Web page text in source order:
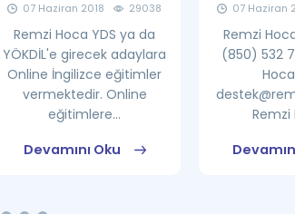
07 Haziran 2018 29038
Remzi Hoca YDS ya da
YÖKDİL'e girecek adaylara
Online İngilizce eğitimler
vermektedir. Online
eğitimlere...
Devamını Oku
07 Haziran
Remzi
(850) 532
Remzi